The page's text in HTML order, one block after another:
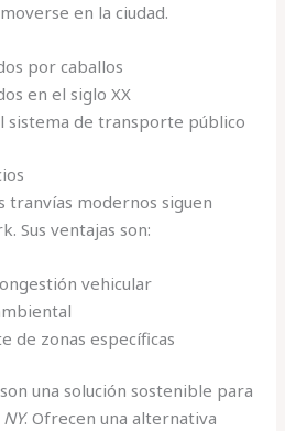
en la ciudad.
por caballos
en el siglo XX
sistema de transporte público
tranvías modernos siguen
Sus ventajas son:
vehicular
de zonas específicas
una solución sostenible para
. Ofrecen una alternativa